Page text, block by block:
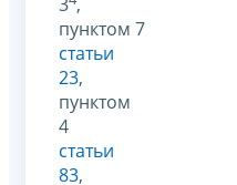
пунктом 7
статьи
23,
пунктом
4
статьи
83,